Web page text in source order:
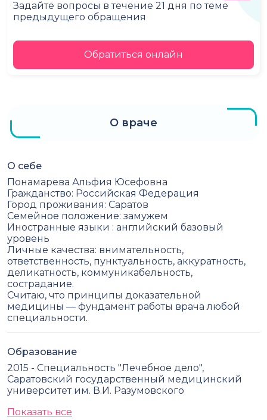
Задайте вопросы в течение 21 дня по теме
предыдущего обращения
Обратиться онлайн
О враче
О себе
Понамарева Альфия Юсефовна
Гражданство: Российская Федерация
Город проживания: Саратов
Семейное положение: замужем
Иностранные языки : английский базовый
уровень
Личные качества: внимательность,
ответственность, пунктуальность, аккуратность,
деликатность, коммуникабельность,
сострадание.
Считаю, что принципы доказательной
медицины — фундамент работы врача любой
специальности.
Образование
2015 - Специальность "Лечебное дело",
Саратовский государственный медицинский
университет им. В.И. Разумовского
Показать все